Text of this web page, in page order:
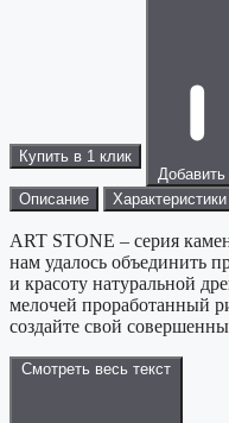
Купить в 1 клик
Описание
Характеристики
ART STONE – серия
нам удалось объединить
и красоту натуральной
мелочей проработанный
создайте свой
Смотреть весь текст